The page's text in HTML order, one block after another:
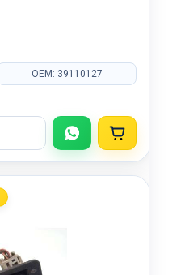
OEM: 39110127